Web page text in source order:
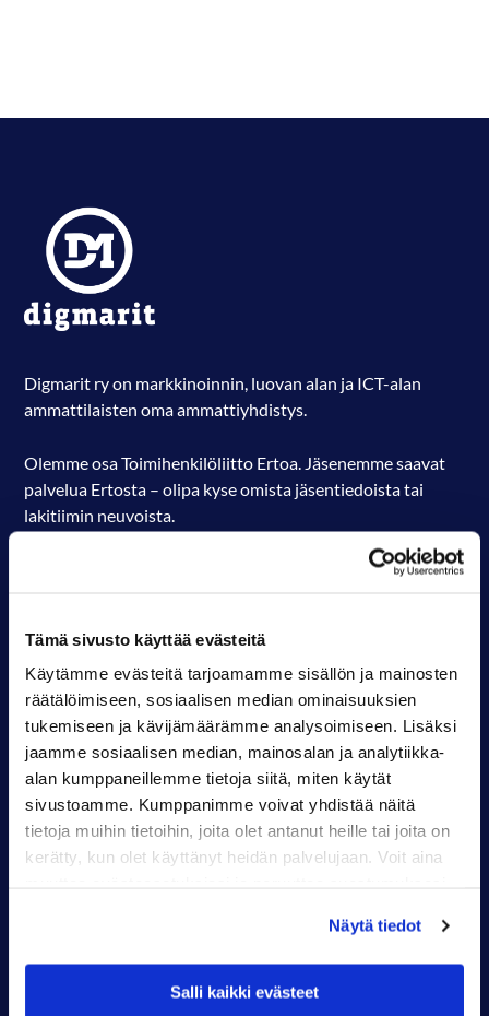
Tämä sivusto käyttää evästeitä
Käytämme evästeitä tarjoamamme sisällön ja mainosten
räätälöimiseen, sosiaalisen median ominaisuuksien
tukemiseen ja kävijämäärämme analysoimiseen. Lisäksi
jaamme sosiaalisen median, mainosalan ja analytiikka-
alan kumppaneillemme tietoja siitä, miten käytät
sivustoamme. Kumppanimme voivat yhdistää näitä
tietoja muihin tietoihin, joita olet antanut heille tai joita on
kerätty, kun olet käyttänyt heidän palvelujaan. Voit aina
Näytä tiedot
Salli kaikki evästeet
Digmarit ry on markkinoinnin, luovan alan ja ICT-alan
ammattilaisten oma ammattiyhdistys.
Olemme osa Toimihenkilöliitto Ertoa. Jäsenemme saavat
palvelua Ertosta – olipa kyse omista jäsentiedoista tai
lakitiimin neuvoista.
Digmarit ry
Postiosoite:
Digmarit, C/O Toimihenkilöliitto Erto
Ratavartijankatu 2 A
00520 Helsinki
Puheenjohtaja Johanna Juntunen
johanna.juntunen@digmarit.fi